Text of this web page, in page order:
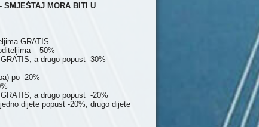
SMJEŠTAJ MORA BITI U
GRATIS
– 50%
a drugo popust -30%
po -20%
a drugo popust -20%
dijete popust -20%, drugo dijete